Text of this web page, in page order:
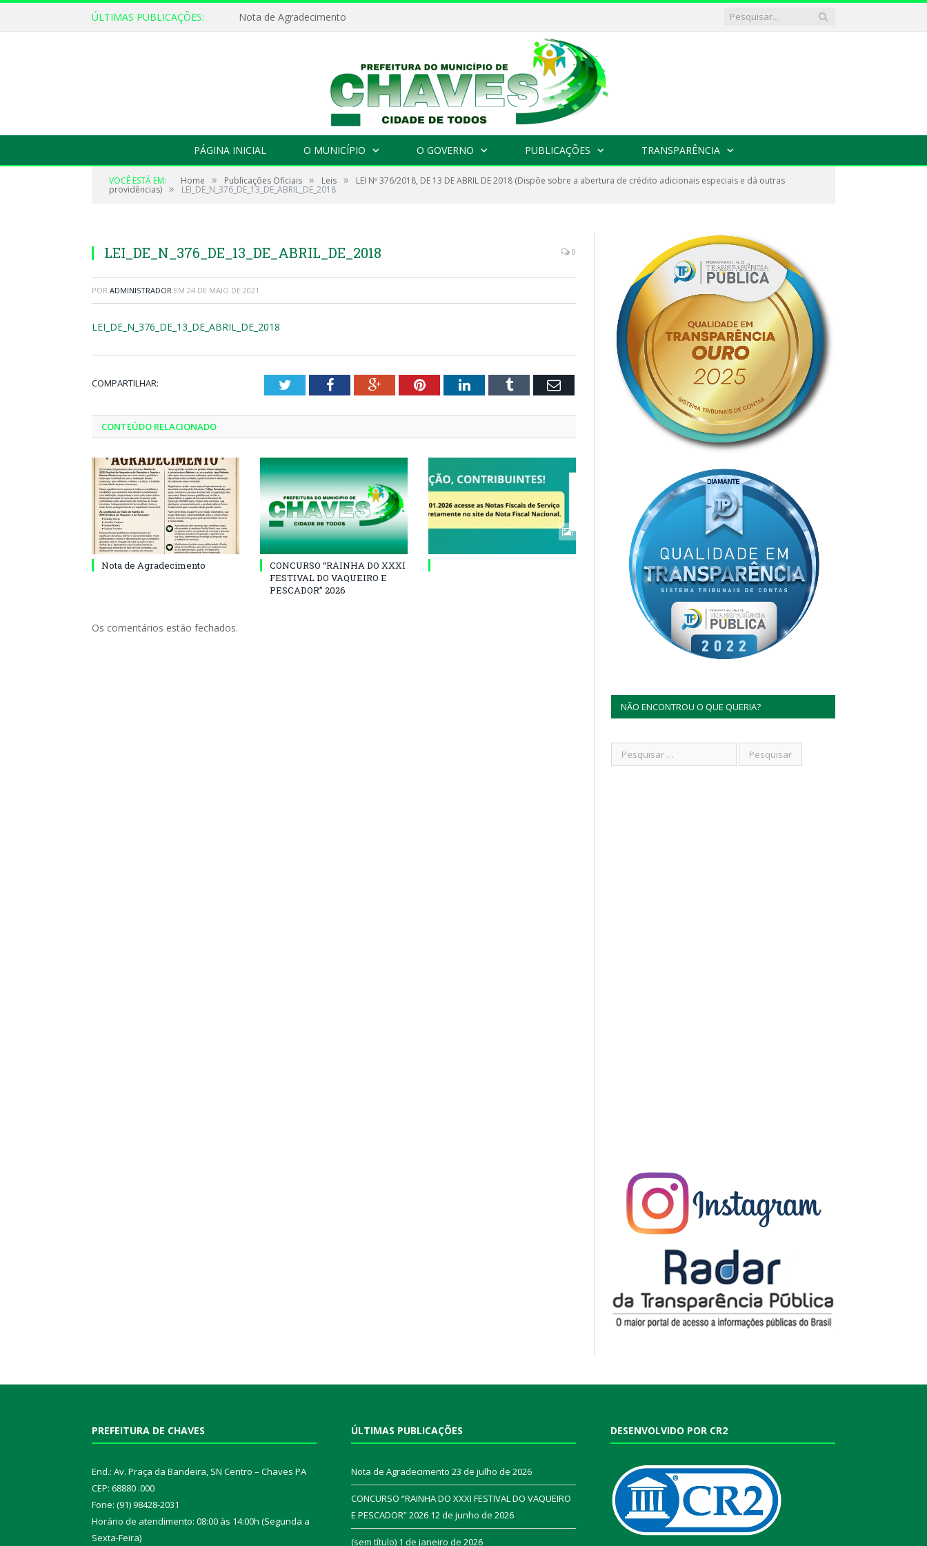
ÚLTIMAS PUBLICAÇÕES: Nota de Agradecimento
PÁGINA INICIAL O MUNICÍPIO O GOVERNO PUBLICAÇÕES TRANSPARÊNCIA
VOCÊ ESTÁ EM: Home » Publicações Oficiais » Leis » LEI Nº 376/2018, DE 13 DE ABRIL DE 2018 (Dispõe sobre a abertura de crédito adicionais especiais e dá outras
providências) » LEI_DE_N_376_DE_13_DE_ABRIL_DE_2018
LEI_DE_N_376_DE_13_DE_ABRIL_DE_2018 0
POR ADMINISTRADOR EM 24 DE MAIO DE 2021
LEI_DE_N_376_DE_13_DE_ABRIL_DE_2018
COMPARTILHAR: TwitterFacebookGoogle+PinterestLinkedInTumblr Email
CONTEÚDO RELACIONADO
Nota de Agradecimento
CONCURSO “RAINHA DO XXXI
FESTIVAL DO VAQUEIRO E
PESCADOR” 2026
Os comentários estão fechados.
NÃO ENCONTROU O QUE QUERIA?
PREFEITURA DE CHAVES
End.: Av. Praça da Bandeira, SN Centro – Chaves PA
CEP: 68880 .000
Fone: (91) 98428-2031
Horário de atendimento: 08:00 às 14:00h (Segunda a
Sexta-Feira)
ÚLTIMAS PUBLICAÇÕES
Nota de Agradecimento 23 de julho de 2026
CONCURSO “RAINHA DO XXXI FESTIVAL DO VAQUEIRO
E PESCADOR” 2026 12 de junho de 2026
(sem título) 1 de janeiro de 2026
DESENVOLVIDO POR CR2